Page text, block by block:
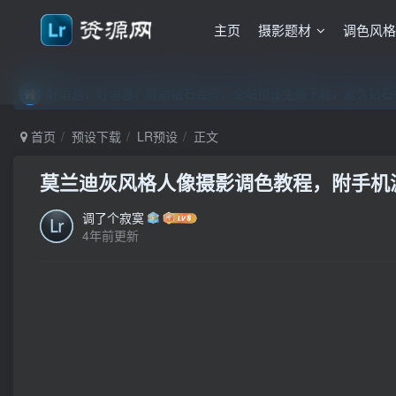
主页 摄影题材 调色风格
好消息，好消息！赞助钻石会员，全站预设免费下载，永久
首页 预设下载 LR预设 正文
莫兰迪灰风格人像摄影调色教程，附手
调了个寂寞
4年前更新